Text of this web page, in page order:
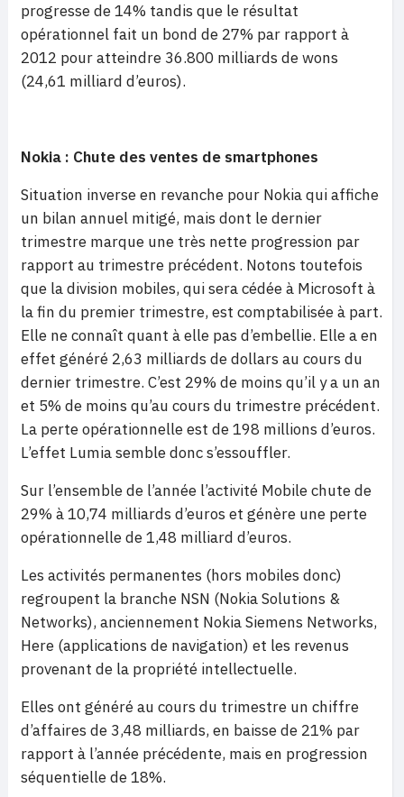
progresse de 14% tandis que le résultat
opérationnel fait un bond de 27% par rapport à
2012 pour atteindre 36.800 milliards de wons
(24,61 milliard d’euros).
Nokia : Chute des ventes de smartphones
Situation inverse en revanche pour Nokia qui affiche
un bilan annuel mitigé, mais dont le dernier
trimestre marque une très nette progression par
rapport au trimestre précédent. Notons toutefois
que la division mobiles, qui sera cédée à Microsoft à
la fin du premier trimestre, est comptabilisée à part.
Elle ne connaît quant à elle pas d’embellie. Elle a en
effet généré 2,63 milliards de dollars au cours du
dernier trimestre. C’est 29% de moins qu’il y a un an
et 5% de moins qu’au cours du trimestre précédent.
La perte opérationnelle est de 198 millions d’euros.
L’effet Lumia semble donc s’essouffler.
Sur l’ensemble de l’année l’activité Mobile chute de
29% à 10,74 milliards d’euros et génère une perte
opérationnelle de 1,48 milliard d’euros.
Les activités permanentes (hors mobiles donc)
regroupent la branche NSN (Nokia Solutions &
Networks), anciennement Nokia Siemens Networks,
Here (applications de navigation) et les revenus
provenant de la propriété intellectuelle.
Elles ont généré au cours du trimestre un chiffre
d’affaires de 3,48 milliards, en baisse de 21% par
rapport à l’année précédente, mais en progression
séquentielle de 18%.